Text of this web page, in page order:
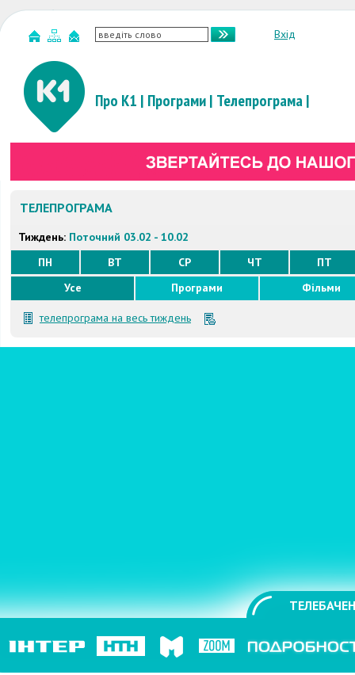
Вхід
Про К1 | Програми| Телепрограма|
ТЕЛЕПРОГРАМА
Тиждень: Поточний 03.02 - 10.02
ПН
ВТ СР ЧТ
ПТ
Усе
Програми Фільми
телепрограма на весь тиждень